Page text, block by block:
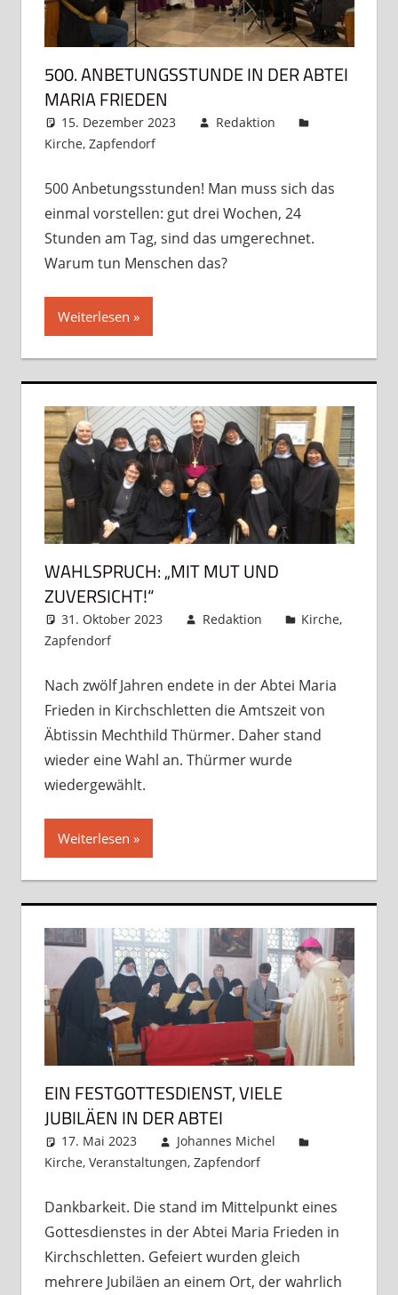
500. ANBETUNGSSTUNDE IN DER ABTEI
MARIA FRIEDEN
15. Dezember 2023
Redaktion
Kirche, Zapfendorf
500 Anbetungsstunden! Man muss sich das
einmal vorstellen: gut drei Wochen, 24
Stunden am Tag, sind das umgerechnet.
Warum tun Menschen das?
Weiterlesen
WAHLSPRUCH: „MIT MUT UND
ZUVERSICHT!“
31. Oktober 2023 Redaktion Kirche,
Zapfendorf
Nach zwölf Jahren endete in der Abtei Maria
Frieden in Kirchschletten die Amtszeit von
Äbtissin Mechthild Thürmer. Daher stand
wieder eine Wahl an. Thürmer wurde
wiedergewählt.
Weiterlesen
EIN FESTGOTTESDIENST, VIELE
JUBILÄEN IN DER ABTEI
17. Mai 2023
Johannes Michel
Kirche, Veranstaltungen, Zapfendorf
Dankbarkeit. Die stand im Mittelpunkt eines
Gottesdienstes in der Abtei Maria Frieden in
Kirchschletten. Gefeiert wurden gleich
mehrere Jubiläen an einem Ort, der wahrlich